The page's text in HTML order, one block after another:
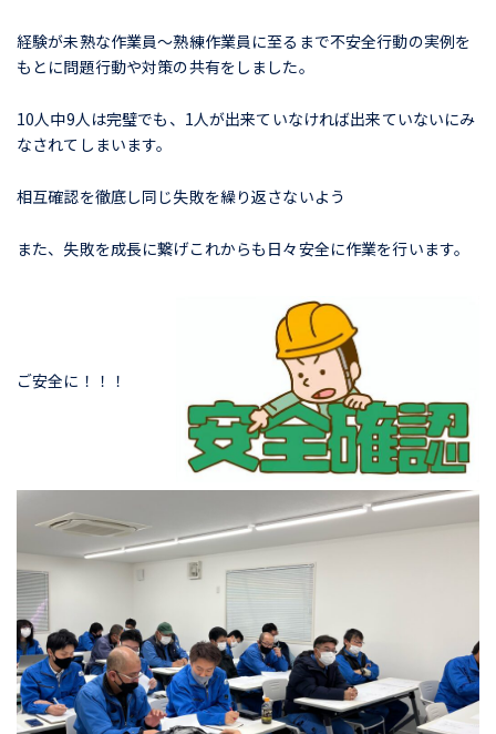
経験が未熟な作業員～熟練作業員に至るまで不安全行動の実例を
もとに問題行動や対策の共有をしました。
10人中9人は完璧でも、1人が出来ていなければ出来ていないにみ
なされてしまいます。
相互確認を徹底し同じ失敗を繰り返さないよう
また、失敗を成長に繋げこれからも日々安全に作業を行います。
ご安全に！！！